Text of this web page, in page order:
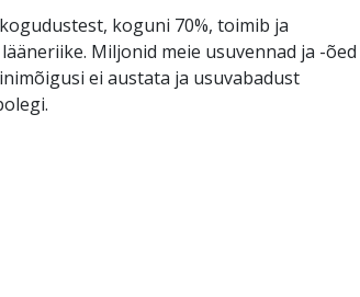
koguni 70%, toimib ja
Miljonid meie usuvennad ja -õed
ei austata ja usuvabadust